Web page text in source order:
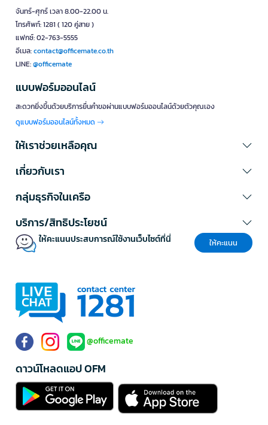
จันทร์-ศุกร์ เวลา 8.00-22.00 น.
โทรศัพท์: 1281 ( 120 คู่สาย )
แฟกซ์: 02-763-5555
อีเมล:contact@officemate.co.th
LINE:@officemate
แบบฟอร์มออนไลน์
สะดวกยิ่งขึ้นด้วยบริการยื่นคำขอผ่านแบบฟอร์มออนไลน์ด้วยตัวคุณเอง
ดูแบบฟอร์มออนไลน์ทั้งหมด
ให้เราช่วยเหลือคุณ
เกี่ยวกับเรา
กลุ่มธุรกิจในเครือ
บริการ/สิทธิประโยชน์
ให้คะแนนประสบการณ์ใช้งานเว็บไซต์ที่นี่ ให้คะแนน
@officemate
ดาวน์โหลดแอป OFM